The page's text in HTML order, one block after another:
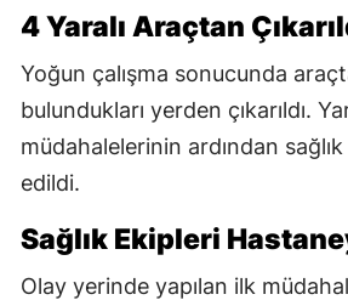
4 Yaralı Araçtan
Yoğun çalışma sonucunda
bulundukları yerden çıkarıldı.
müdahalelerinin ardından
edildi.
Sağlık Ekipleri
Olay yerinde yapılan ilk